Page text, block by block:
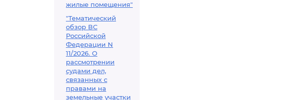
жилые помещения"
"Тематический
обзор ВС
Российской
Федерации N
11/2026. О
рассмотрении
судами дел,
связанных с
правами на
земельные участки